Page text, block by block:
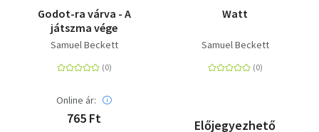
Godot-ra várva - A
játszma vége
Samuel Beckett
Online ár:
765 Ft
Watt
Samuel Beckett
Előjegyezhető